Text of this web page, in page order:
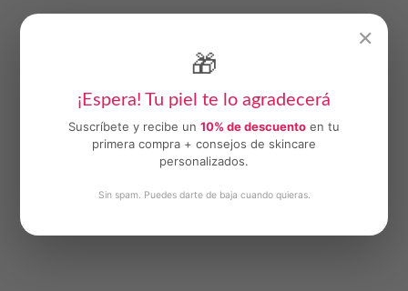
✕
🎁
¡Espera! Tu piel te lo agradecerá
Suscríbete y recibe un 10% de descuento en tu
primera compra + consejos de skincare
personalizados.
Sin spam. Puedes darte de baja cuando quieras.